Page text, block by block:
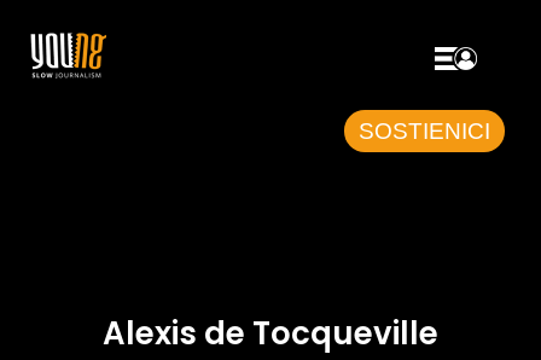
SOSTIENICI
Alexis de Tocqueville